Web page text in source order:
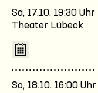
Sa, 17.10. 19:30
Theater Lübeck
So, 18.10. 16:00